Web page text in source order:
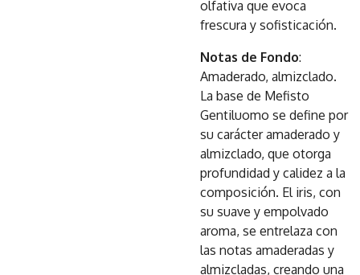
olfativa que evoca
frescura y sofisticación.
Notas de Fondo:
Amaderado, almizclado.
La base de Mefisto
Gentiluomo se define por
su carácter amaderado y
almizclado, que otorga
profundidad y calidez a la
composición. El iris, con
su suave y empolvado
aroma, se entrelaza con
las notas amaderadas y
almizcladas, creando una